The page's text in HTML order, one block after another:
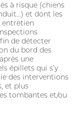
à risque (chiens
et dont les
entretien
de détecter
du bord des
une
épillets qui s’y
des interventions
et plus
tombantes et/ou